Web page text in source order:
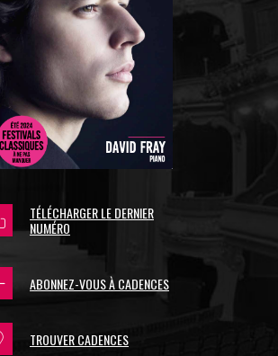
TÉLÉCHARGER LE DERNIER
NUMÉRO
ABONNEZ-VOUS À CADENCES
TROUVER CADENCES